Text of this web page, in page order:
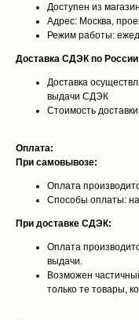
Доступен из
Адрес: Москва,
Режим работы:
Доставка СДЭК по России
Доставка
выдачи СДЭК
Стоимость
Оплата:
При самовывозе:
Оплата
Способы оплаты:
При доставке СДЭК:
Оплата
выдачи.
Возможен
только те товары,